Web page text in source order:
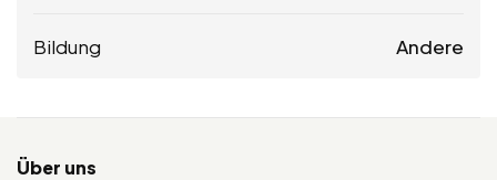
Bildung Andere
Über uns